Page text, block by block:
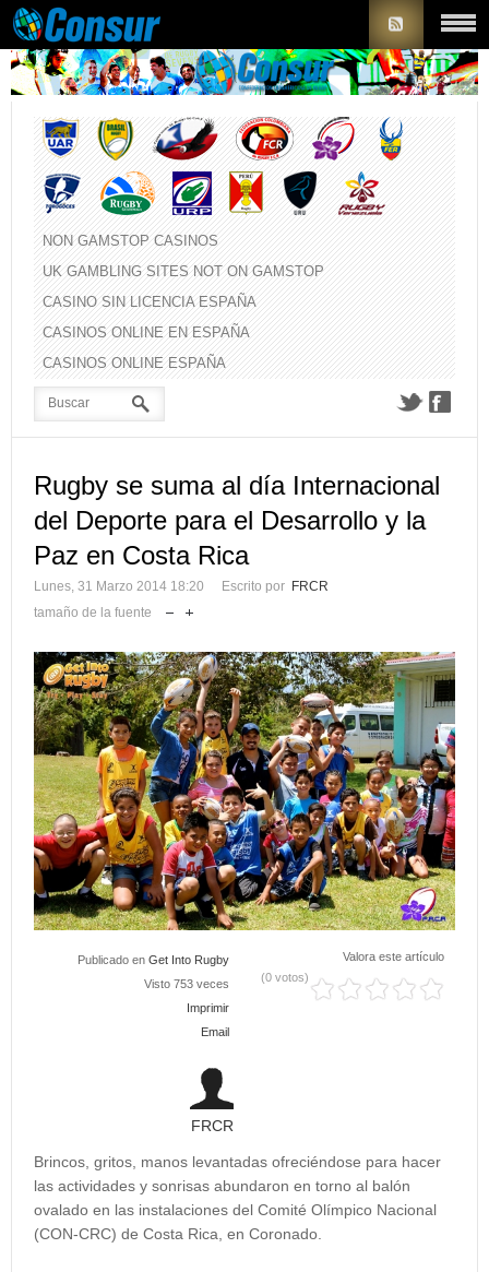
NON GAMSTOP CASINOS
UK GAMBLING SITES NOT ON GAMSTOP
CASINO SIN LICENCIA ESPAÑA
CASINOS ONLINE EN ESPAÑA
CASINOS ONLINE ESPAÑA
Rugby se suma al día Internacional
del Deporte para el Desarrollo y la
Paz en Costa Rica
Lunes, 31 Marzo 2014 18:20 Escrito por FRCR
tamaño de la fuente
Publicado en Get Into Rugby
Visto 753 veces
Imprimir
Email
Valora este artículo
(0 votos)
FRCR
Brincos, gritos, manos levantadas ofreciéndose para hacer
las actividades y sonrisas abundaron en torno al balón
ovalado en las instalaciones del Comité Olímpico Nacional
(CON-CRC) de Costa Rica, en Coronado.